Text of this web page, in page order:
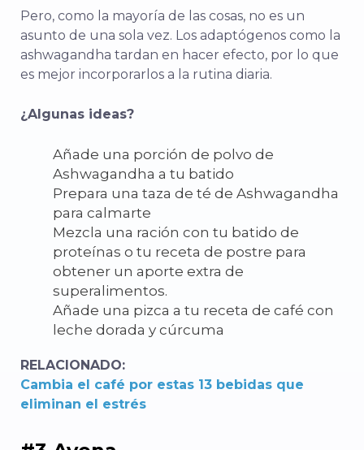
Pero, como la mayoría de las cosas, no es un
asunto de una sola vez. Los adaptógenos como la
ashwagandha tardan en hacer efecto, por lo que
es mejor incorporarlos a la rutina diaria.
¿Algunas ideas?
Añade una porción de polvo de
Ashwagandha a tu batido
Prepara una taza de té de Ashwagandha
para calmarte
Mezcla una ración con tu batido de
proteínas o tu receta de postre para
obtener un aporte extra de
superalimentos.
Añade una pizca a tu receta de café con
leche dorada y cúrcuma
RELACIONADO:
Cambia el café por estas 13 bebidas que
eliminan el estrés